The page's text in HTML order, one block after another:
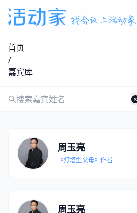
首页
/
嘉宾库
周玉亮
《灯塔型⽗⺟》作者
周玉亮